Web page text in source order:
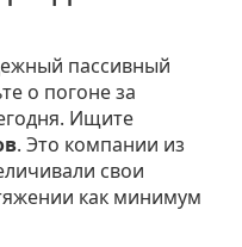
пассивный
о погоне за
Ищите
. Это компании из
свои
как минимум